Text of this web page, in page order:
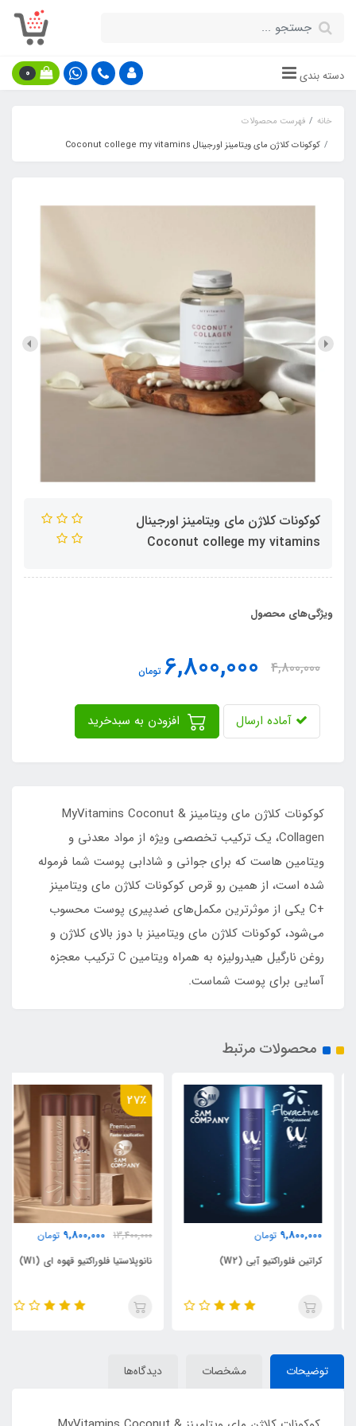
دسته بندی 0
خانه
فهرست محصولات
کوکونات کلاژن مای ویتامینز اورجینال Coconut college my vitamins
کوکونات کلاژن مای ویتامینز اورجینال
Coconut college my vitamins
ویژگی‌های محصول
4,800,000
6,800,000 تومان
آماده ارسال
کوکونات کلاژن مای ویتامینز MyVitamins Coconut &
Collagen، یک ترکیب تخصصی ویژه از مواد معدنی و
ویتامین هاست که برای جوانی و شادابی پوست شما فرموله
شده است، از همین رو قرص کوکونات کلاژن مای ویتامینز
+C یکی از موثرترین مکمل‌های ضدپیری پوست محسوب
می‌شود، کوکونات کلاژن مای ویتامینز با دوز بالای کلاژن و
روغن نارگیل هیدرولیزه به همراه ویتامین C ترکیب معجزه
آسایی برای پوست شماست.
محصولات مرتبط
9,800,000 تومان
کراتین فلوراکتیو آبی (W2)
27٪
13,400,000
9,800,000 تومان
نانوپلاستیا فلوراکتیو قهوه ای (W1)
توضیحات مشخصات دیدگاه‌ها